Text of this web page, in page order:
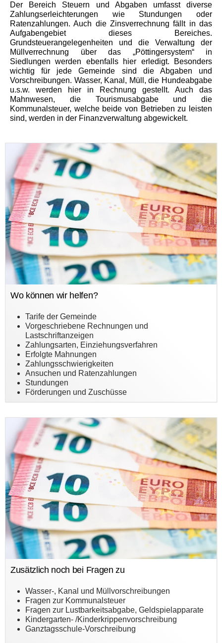
Der Bereich Steuern und Abgaben umfasst diverse
Zahlungserleichterungen wie Stundungen oder
Ratenzahlungen. Auch die Zinsverrechnung fällt in das
Aufgabengebiet dieses Bereiches.
Grundsteuerangelegenheiten und die Verwaltung der
Müllverrechnung über das „Pöttingersystem“ in
Siedlungen werden ebenfalls hier erledigt. Besonders
wichtig für jede Gemeinde sind die Abgaben und
Vorschreibungen. Wasser, Kanal, Müll, die Hundeabgabe
u.s.w. werden hier in Rechnung gestellt. Auch das
Mahnwesen, die Tourismusabgabe und die
Kommunalsteuer, welche beide von Betrieben zu leisten
sind, werden in der Finanzverwaltung abgewickelt.
Wo können wir helfen?
Tarife der Gemeinde
Vorgeschriebene Rechnungen und
Lastschriftanzeigen
Zahlungsarten, Einziehungsverfahren
Erfolgte Mahnungen
Zahlungsschwierigkeiten
Ansuchen und Ratenzahlungen
Stundungen
Förderungen und Zuschüsse
Zusätzlich noch bei Fragen zu
Wasser-, Kanal und Müllvorschreibungen
Fragen zur Kommunalsteuer
Fragen zur Lustbarkeitsabgabe, Geldspielapparate
Kindergarten- /Kinderkrippenvorschreibung
Ganztagsschule-Vorschreibung